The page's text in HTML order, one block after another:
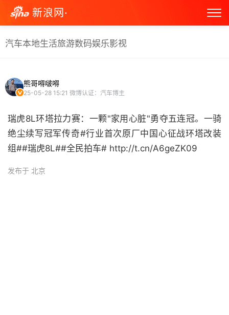
新浪网·
汽车本地生活旅游数码娱乐影视
熊哥嘚啵嘚
25-05-28 15:21 微博认证：汽车博主
瑞虎8L环塔拉力赛：一颗"家用心脏"勇夺五连冠。一骑
绝尘续写冠军传奇#行业首次原厂中国心征战环塔改装
组##瑞虎8L##全民拍车# http://t.cn/A6geZK09 ​
发布于 北京